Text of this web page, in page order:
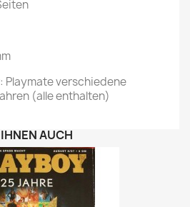
Playmate verschiedene
(alle enthalten)
AUCH